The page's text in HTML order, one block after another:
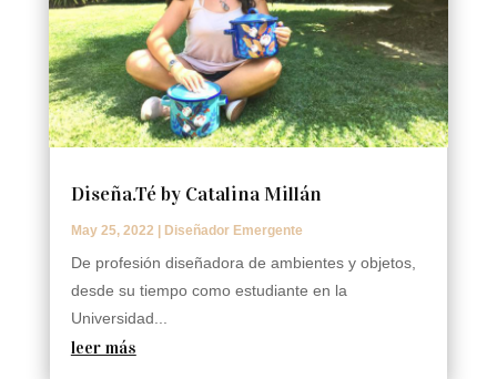
Diseña.Té by Catalina Millán
May 25, 2022 | Diseñador Emergente
De profesión diseñadora de ambientes y objetos,
desde su tiempo como estudiante en la
Universidad...
leer más